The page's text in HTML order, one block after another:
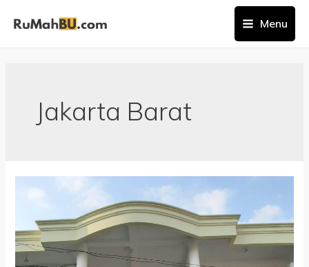
Menu
Jakarta Barat